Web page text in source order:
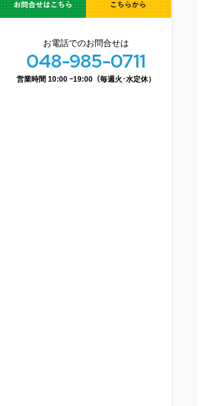
お電話でのお問合せは
048-985-0711
営業時間 10:00 ｰ19:00（毎週火･水定休）